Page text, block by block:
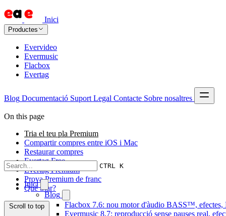
Inici
Productes
Evervideo
Evermusic
Flacbox
Evertag
Blog Documentació Suport Legal Contacte Sobre nosaltres
CTRL K
Inici
Blog
Flacbox 7.6: nou motor d'àudio BASS™, efectes,
Evermusic 8.7: reproducció sense pauses real,
On this page
Tria el teu pla Premium
Compartir compres entre iOS i Mac
Restaurar compres
Evertag Free
Evertag Premium
Prova Premium de franc
Què triar?
Scroll to top